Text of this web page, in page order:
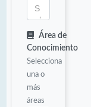
Área de
Conocimiento
Selecciona
una o
más
áreas